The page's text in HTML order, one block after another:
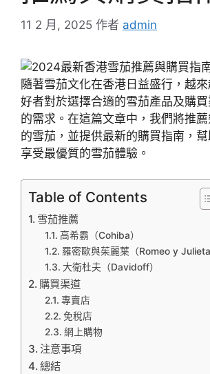
11 2 月, 2025 作者 admin
隨著雪茄文化在香港日益盛行，越
好者對於選擇合適的雪茄產品及購
的需求。在這篇文章中，我們將推
的雪茄，並提供最新的購買指南，
享受最優質的雪茄體驗。
Table of Contents
雪茄推薦
高希霸（Cohiba）
羅密歐與茱麗葉（Romeo y Julieta
大衛杜夫（Davidoff）
購買渠道
專賣店
免稅店
網上購物
注意事項
總結